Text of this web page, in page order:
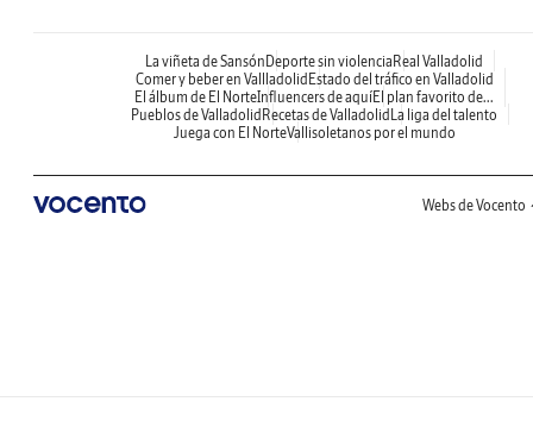
La viñeta de Sansón Deporte sin violencia Real Valladolid
Comer y beber en Vallladolid Estado del tráfico en Valladolid
El álbum de El NorteInfluencers de aquíEl plan favorito de...
Pueblos de Valladolid Recetas de Valladolid La liga del talento
Juega con El NorteVallisoletanos por el mundo
Webs de Vocento